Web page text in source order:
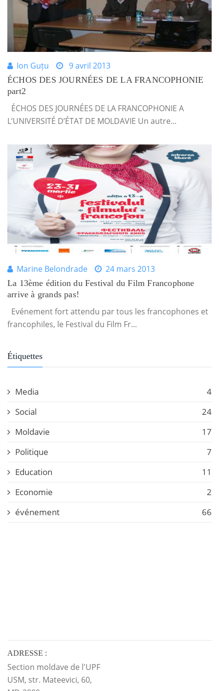
Ion Guțu 9 avril 2013
ÉCHOS DES JOURNÉES DE LA FRANCOPHONIE
part2
ÉCHOS DES JOURNÉES DE LA FRANCOPHONIE A
L’UNIVERSITÉ D’ÉTAT DE MOLDAVIE Un autre...
Marine Belondrade 24 mars 2013
La 13ème édition du Festival du Film Francophone
arrive à grands pas!
Evénement fort attendu par tous les francophones et
francophiles, le Festival du Film Fr...
Étiquettes
Media
4
Social
24
Moldavie
17
Politique
7
Education
11
Economie
2
événement
66
ADRESSE :
Section moldave de l'UPF
USM, str. Mateevici, 60,